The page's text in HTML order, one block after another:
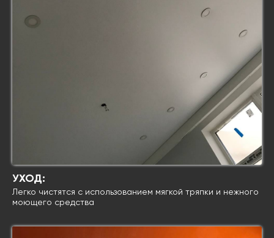
УХОД:
Легко чистятся с использованием мягкой тряпки и нежного
моющего средства